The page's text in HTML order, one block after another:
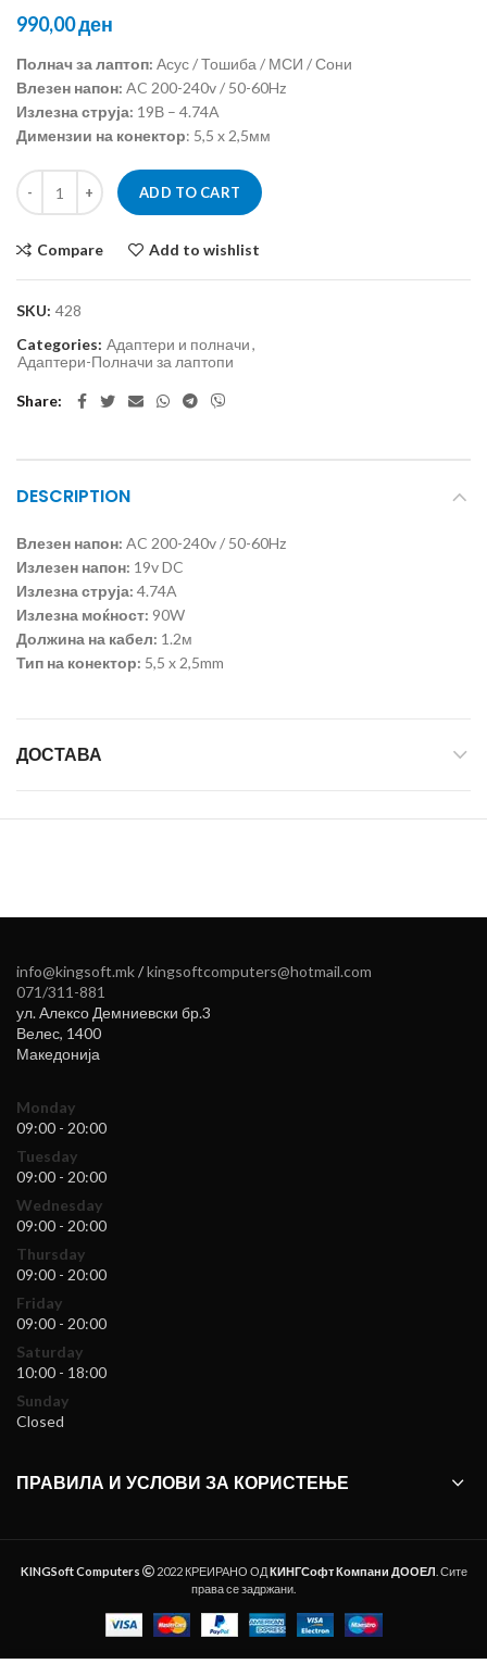
ден
Полнач за лаптоп: Асус / Тошиба / МСИ / Сони
Влезен напон: AC 200-240v / 50-60Hz
Излезна струја: 19В – 4.74A
Димензии на конектор: 5,5 x 2,5мм
ADD TO CART
Compare Add to wishlist
SKU: 428
Categories: Адаптери и полначи,
Адаптери-Полначи за лаптопи
Share
DESCRIPTION
Влезен напон: AC 200-240v / 50-60Hz
Излезен напон: 19v DC
Излезна струја: 4.74A
Излезна моќност: 90W
Должина на кабел: 1.2м
Тип на конектор: 5,5 x 2,5mm
ДОСТАВА
info@kingsoft.mk/kingsoftcomputers@hotmail.com
071/311-881
ул. Алексо Демниевски бр.3
Велес, 1400
Македонија
Monday
09:00 - 20:00
Tuesday
09:00 - 20:00
Wednesday
09:00 - 20:00
Thursday
09:00 - 20:00
Friday
09:00 - 20:00
Saturday
10:00 - 18:00
Sunday
Closed
ПРАВИЛА И УСЛОВИ ЗА КОРИСТЕЊЕ
KINGSoft Computers 2022 КРЕИРАНО ОДКИНГСофт Компани ДООЕЛ . Сите
права се задржани.